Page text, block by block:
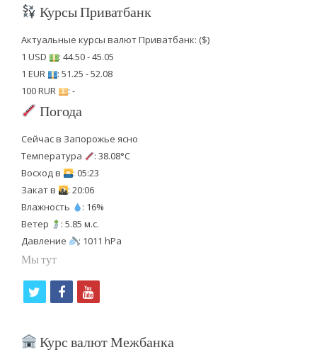
Курсы Приватбанк
Актуальные курсы валют Приватбанк: ($)
1 USD
: 44.50 - 45.05
1 EUR
: 51.25 - 52.08
100 RUR
: -
Погода
Сейчас в Запорожье ясно
Температура
: 38.08°C
Восход в
: 05:23
Закат в
: 20:06
Влажность
: 16%
Ветер
: 5.85 м.с.
Давление
: 1011 hPa
Мы тут
i
f
c
y
u
Курс валют Межбанка